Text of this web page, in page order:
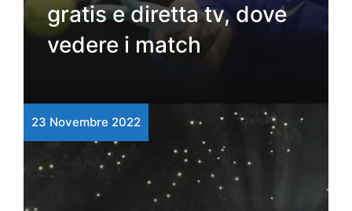
gratis e diretta tv, dove
vedere i match
23 Novembre 2022